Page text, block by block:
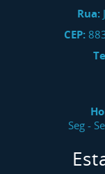
Rua:
CEP:
Seg -